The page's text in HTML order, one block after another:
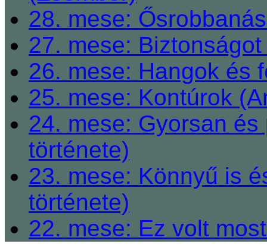
28. mese:
27. mese:
26. mese: Hangok és
25. mese: Kontúrok
24. mese: Gyorsan
története)
23. mese: Könnyű is
története)
22. mese: Ez volt